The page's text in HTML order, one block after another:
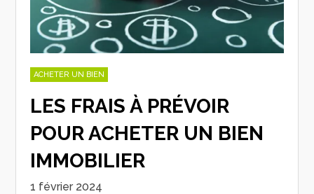
ACHETER UN BIEN
LES FRAIS À PRÉVOIR
POUR ACHETER UN BIEN
IMMOBILIER
1 février 2024